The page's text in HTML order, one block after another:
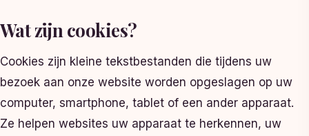
Wat zijn cookies?
Cookies zijn kleine tekstbestanden die tijdens uw
bezoek aan onze website worden opgeslagen op uw
computer, smartphone, tablet of een ander apparaat.
Ze helpen websites uw apparaat te herkennen, uw